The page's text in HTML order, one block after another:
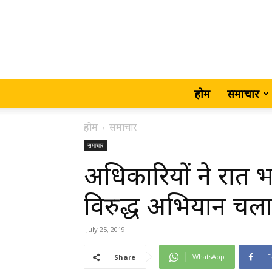
होम समाचार
होम समाचार
समाचार
अधिकारियों ने
विरुद्ध अभियान
July 25, 2019
Share WhatsApp